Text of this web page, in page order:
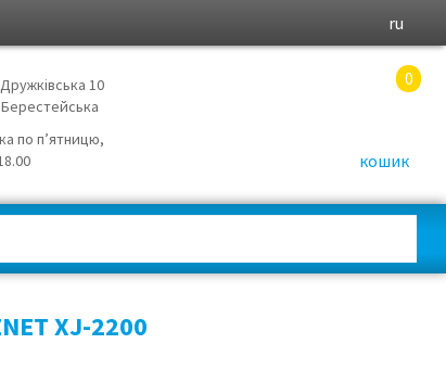
ru
10
Берестейська
по п’ятницю,
0
кошик
XJ-2200